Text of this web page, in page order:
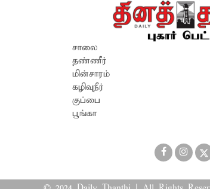
சாலை
தண்ணீர்
மின்சாரம்
கழிவுநீர்
குப்பை
பூங்கா